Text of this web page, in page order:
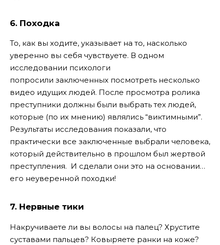
6. Походка
То, как вы ходите, указывает на то, насколько
уверенно вы себя чувствуете. В одном
исследовании психологи
попросили заключенных посмотреть несколько
видео идущих людей. После просмотра ролика
преступники должны были выбрать тех людей,
которые (по их мнению) являлись “виктимными”.
Результаты исследования показали, что
практически все заключенные выбрали человека,
который действительно в прошлом был жертвой
преступления. И сделали они это на основании…
его неуверенной походки!
7. Нервные тики
Накручиваете ли вы волосы на палец? Хрустите
суставами пальцев? Ковыряете ранки на коже?